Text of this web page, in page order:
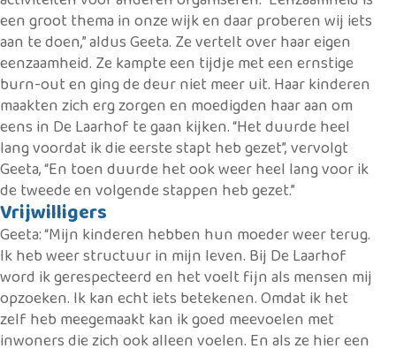
een groot thema in onze wijk en daar proberen wij iets
aan te doen,” aldus Geeta. Ze vertelt over haar eigen
eenzaamheid. Ze kampte een tijdje met een ernstige
burn-out en ging de deur niet meer uit. Haar kinderen
maakten zich erg zorgen en moedigden haar aan om
eens in De Laarhof te gaan kijken. “Het duurde heel
lang voordat ik die eerste stapt heb gezet”, vervolgt
Geeta, “En toen duurde het ook weer heel lang voor ik
de tweede en volgende stappen heb gezet.”
Vrijwilligers
Geeta: “Mijn kinderen hebben hun moeder weer terug.
Ik heb weer structuur in mijn leven. Bij De Laarhof
word ik gerespecteerd en het voelt fijn als mensen mij
opzoeken. Ik kan echt iets betekenen. Omdat ik het
zelf heb meegemaakt kan ik goed meevoelen met
inwoners die zich ook alleen voelen. En als ze hier een